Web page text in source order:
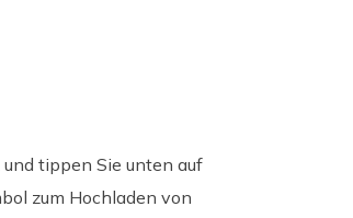
tippen Sie unten auf
zum Hochladen von